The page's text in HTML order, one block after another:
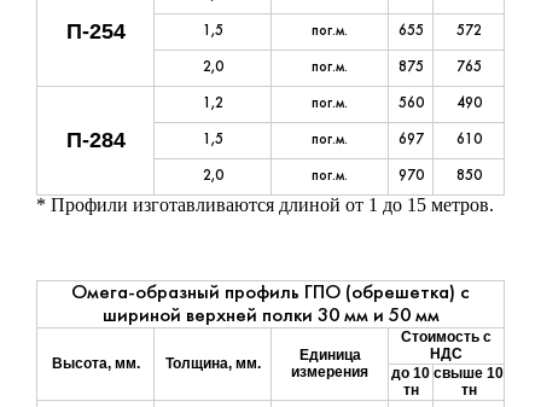
П-254 1,5 пог.м. 655 572
2,0 пог.м. 875 765
П-284
1,2 пог.м. 560 490
1,5 пог.м. 697 610
2,0 пог.м. 970 850
* Профили изготавливаются длиной от 1 до 15 метров.
Омега-образный профиль ГПО (обрешетка) с
шириной верхней полки 30 мм и 50 мм
Высота, мм. Толщина, мм.
Единица
измерения
Стоимость с
НДС
до 10
тн
свыше 10
тн